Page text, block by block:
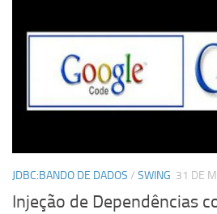
JDBC:BANDO DE DADOS / SWING 31 DE
Injeção de Dependências